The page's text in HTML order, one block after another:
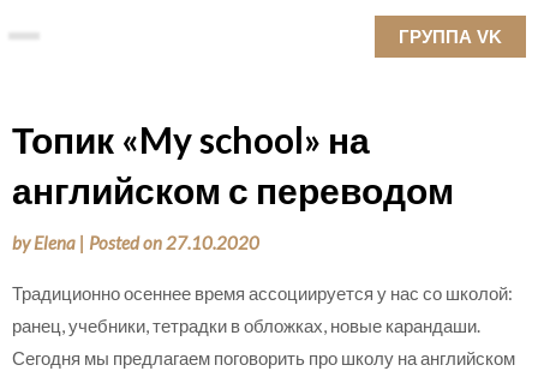
to
ГРУППА VK
Топик «My school» на
английском с переводом
byElena | Posted on27.10.2020
Традиционно осеннее время ассоциируется у нас со школой:
ранец, учебники, тетрадки в обложках, новые карандаши.
Сегодня мы предлагаем поговорить про школу на английском